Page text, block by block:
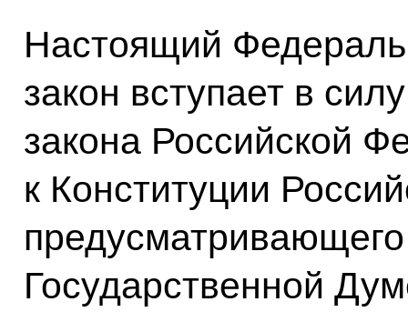
Настоящий
закон вступает в
закона Российской
к Конституции
Государственной